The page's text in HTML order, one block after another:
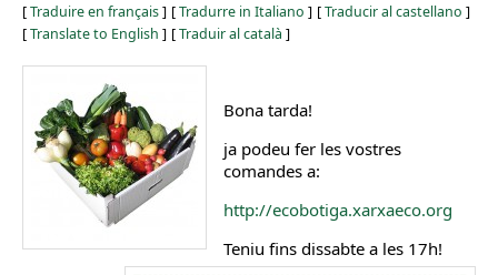
[Traduire en français] [Tradurre in Italiano ] [Traducir al castellano ]
[Translate to English ] [Traduir al català ]
Bona tarda!
ja podeu fer les vostres
comandes a:
http://ecobotiga.xarxaeco.org
Teniu fins dissabte a les 17h!